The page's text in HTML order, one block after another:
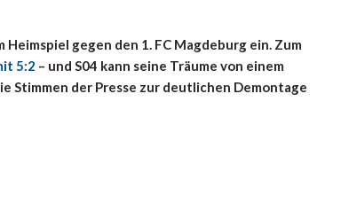
gegen den 1. FC Magdeburg ein. Zum
5:2 – und S04 kann seine Träume von einem
der Presse zur deutlichen Demontage